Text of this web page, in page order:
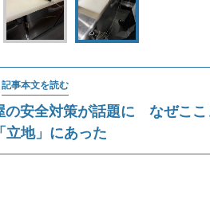
記事本文を読む
の安全対策が話題に なぜここ
立地」にあった